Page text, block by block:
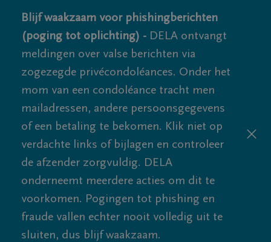
Blijf waakzaam voor phishingberichten
(poging tot oplichting) - DELA ontvangt
meldingen over valse berichten via
zogezegde privécondoléances. Onder het
mom van een condoléance tracht men
mailadressen, andere persoonsgegevens
of een betaling te bekomen. Klik niet op
verdachte links of bijlagen en controleer
de afzender zorgvuldig. DELA
onderneemt meerdere acties om dit te
voorkomen. Pogingen tot phishing en
fraude vallen echter nooit volledig uit te
sluiten, dus blijf waakzaam.